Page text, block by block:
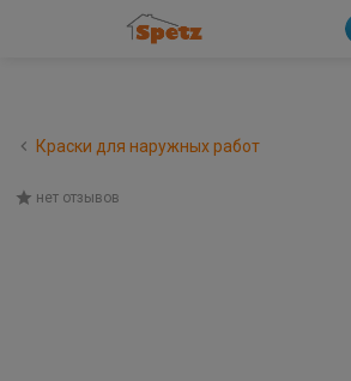
Краски для наружных работ
нет отзывов